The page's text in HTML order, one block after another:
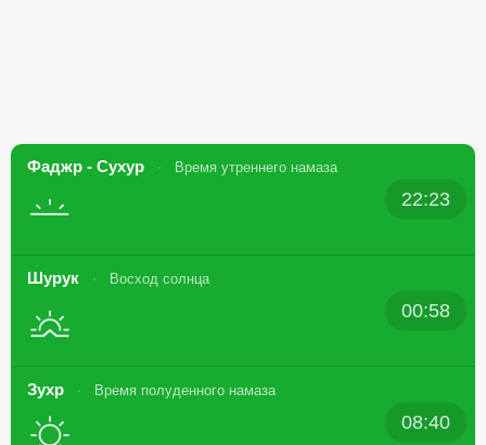
Фаджр - Сухур Время утреннего намаза
22:23
Шурук Восход солнца
00:58
Зухр Время полуденного намаза
08:40